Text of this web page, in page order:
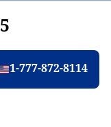
1-777-872-8114